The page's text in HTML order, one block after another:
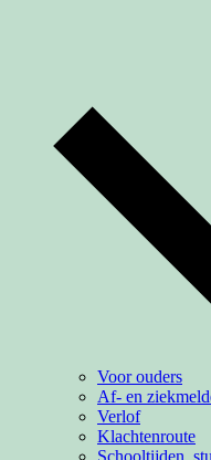
Voor ouders
Af- en
Verlof
Klachtenroute